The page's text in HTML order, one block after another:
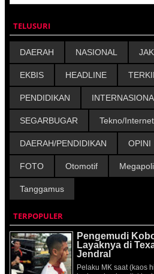
TELUSURI
DAERAH NASIONAL
EKBIS HEADLINE
PENDIDIKAN
SEGARBUGAR Tekno/Internet
DAERAH/PENDIDIKAN OPINI
FOTO Otomotif
Tanggamus
TERPOPULER
Pengemudi
Layaknya di
Jendral
Pelaku MK saat (kaos